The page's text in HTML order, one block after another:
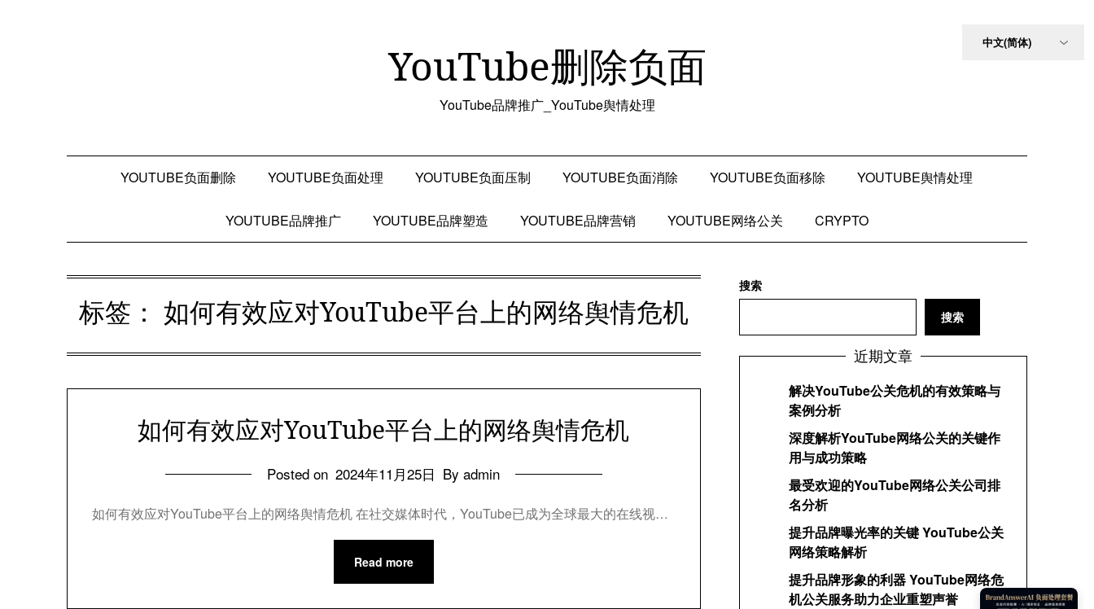
YouTube删除负面
YouTube品牌推广_YouTube舆情处理
YOUTUBE负面删除 YOUTUBE负面处理 YOUTUBE负面压制 YOUTUBE负面消除 YOUTUBE负面移除 YOUTUBE舆情处理
YOUTUBE品牌推广 YOUTUBE品牌塑造 YOUTUBE品牌营销 YOUTUBE网络公关 CRYPTO
标签： 如何有效应对YouTube平台上的网络舆情危机
如何有效应对YouTube平台上的网络舆情危机
Posted on 2024年11月25日 By admin
如何有效应对YouTube平台上的网络舆情危机 在社交媒体时代，YouTube已成为全球最大的在线视…
Read more
搜索
搜索
近期文章
解决YouTube公关危机的有效策略与
案例分析
深度解析YouTube网络公关的关键作
用与成功策略
最受欢迎的YouTube网络公关公司排
名分析
提升品牌曝光率的关键 YouTube公关
网络策略解析
提升品牌形象的利器 YouTube网络危
机公关服务助力企业重塑声誉